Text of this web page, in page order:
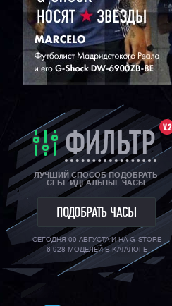
V.2
ФИЛЬТР
ЛУЧШИЙ СПОСОБ ПОДОБРАТЬ
СЕБЕ ИДЕАЛЬНЫЕ ЧАСЫ
ПОДОБРАТЬ ЧАСЫ
СЕГОДНЯ 09 АВГУСТА И НА G-STORE
6 928 МОДЕЛЕЙ В КАТАЛОГЕ